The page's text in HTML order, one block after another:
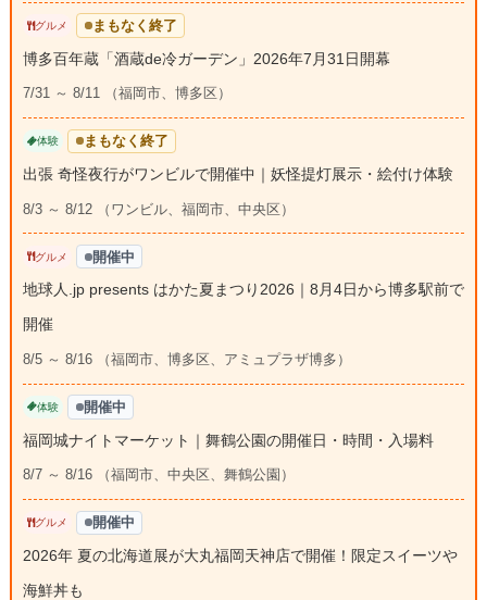
グルメ まもなく終了
博多百年蔵「酒蔵de冷ガーデン」2026年7月31日開幕
7/31 ～ 8/11 （福岡市、博多区）
体験 まもなく終了
出張 奇怪夜行がワンビルで開催中｜妖怪提灯展示・絵付け体験
8/3 ～ 8/12 （ワンビル、福岡市、中央区）
グルメ 開催中
地球人.jp presents はかた夏まつり2026｜8月4日から博多駅前で
開催
8/5 ～ 8/16 （福岡市、博多区、アミュプラザ博多）
体験 開催中
福岡城ナイトマーケット｜舞鶴公園の開催日・時間・入場料
8/7 ～ 8/16 （福岡市、中央区、舞鶴公園）
グルメ 開催中
2026年 夏の北海道展が大丸福岡天神店で開催！限定スイーツや
海鮮丼も